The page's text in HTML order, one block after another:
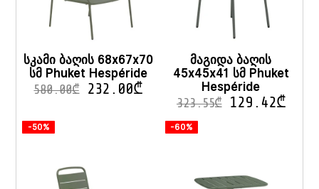
სკამი ბაღის 68x67x70
სმ Phuket Hespéride
580.00₾ 232.00₾
მაგიდა ბაღის
45x45x41 სმ Phuket
Hespéride
323.55₾ 129.42₾
-50% -60%